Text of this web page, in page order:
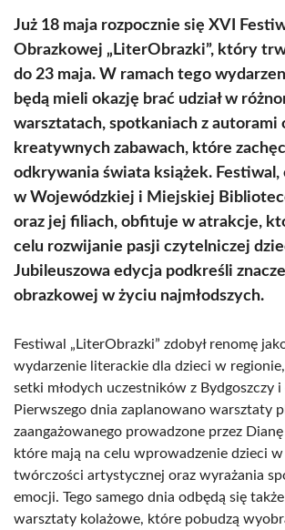
Już 18 maja rozpocznie się XVI
Obrazkowej „LiterObrazki”, który
do 23 maja. W ramach tego
będą mieli okazję brać udział w
warsztatach, spotkaniach z autorami
kreatywnych zabawach, które
odkrywania świata książek. Festiwal,
w Wojewódzkiej i Miejskiej
oraz jej filiach, obfituje w atrakcje,
celu rozwijanie pasji czytelniczej
Jubileuszowa edycja podkreśli
obrazkowej w życiu najmłodszych.
Festiwal „LiterObrazki” zdobył renomę
wydarzenie literackie dla dzieci w
setki młodych uczestników z Bydgoszczy
Pierwszego dnia zaplanowano warsztaty
zaangażowanego prowadzone przez
które mają na celu wprowadzenie dzieci
twórczości artystycznej oraz wyrażania
emocji. Tego samego dnia odbędą się
warsztaty kolażowe, które pobudzą